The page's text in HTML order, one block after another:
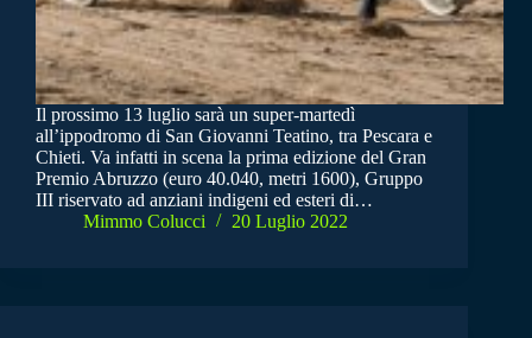
Il prossimo 13 luglio sarà un super-martedì
all’ippodromo di San Giovanni Teatino, tra Pescara e
Chieti. Va infatti in scena la prima edizione del Gran
Premio Abruzzo (euro 40.040, metri 1600), Gruppo
III riservato ad anziani indigeni ed esteri di…
Mimmo Colucci
20 Luglio 2022